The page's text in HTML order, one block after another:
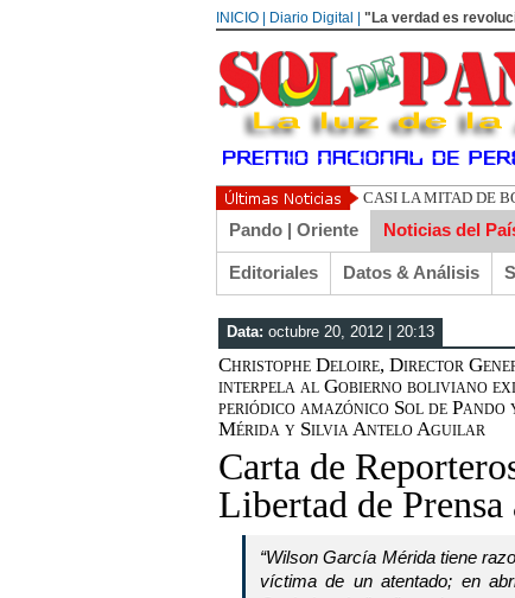
INICIO | Diario Digital | "La verdad es
UN LIBERTARIO
Pando | Oriente Noticias del
Editoriales Datos & Análisis
Data: octubre 20, 2012 | 20:13
Christophe Deloire, Director
interpela al Gobierno boliviano
periódico amazónico Sol de
Mérida y Silvia Antelo Aguilar
Carta de
Libertad de
“Wilson García Mérida tiene
víctima de un atentado; en